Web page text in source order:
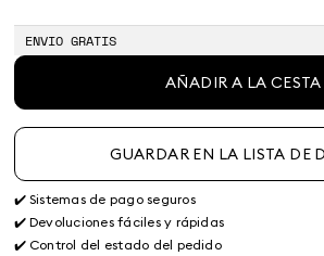
ENVIO GRATIS
AÑADIR A LA CESTA
GUARDAR EN LA LISTA DE
✔️ Sistemas de pago seguros
✔️ Devoluciones fáciles y rápidas
✔️ Control del estado del pedido